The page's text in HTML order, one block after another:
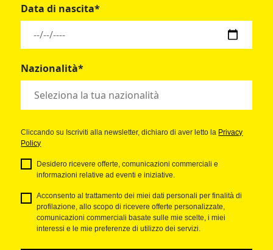
Data di nascita*
Nazionalità*
Cliccando su Iscriviti alla newsletter, dichiaro di aver letto la Privacy
Policy
Desidero ricevere offerte, comunicazioni commerciali e
informazioni relative ad eventi e iniziative.
Acconsento al trattamento dei miei dati personali per finalità di
profilazione, allo scopo di ricevere offerte personalizzate,
comunicazioni commerciali basate sulle mie scelte, i miei
interessi e le mie preferenze di utilizzo dei servizi.